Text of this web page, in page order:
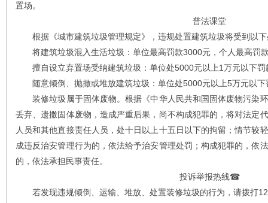
置场。
普法课堂
根据《城市建筑垃圾管理规定》，违规处置建筑垃圾将受到以下
将建筑垃圾混入生活垃圾：单位最高罚款3000元，个人最高罚
擅自设立弃置场受纳建筑垃圾：单位处5000元以上1万元以下罚
随意倾倒、抛撒或堆放建筑垃圾：单位处5000元以上5万元以下
装修垃圾属于固体废物。根据《中华人民共和国固体废物污染
丢弃、遗撒固体废物，造成严重后果，尚不构成犯罪的，将对法定
人员和其他直接责任人员，处十日以上十五日以下的拘留；情节较
成违反治安管理行为的，依法给予治安管理处罚；构成犯罪的，依
的，依法承担民事责任。
投诉举报热线☎️
若发现违规倾倒、运输、堆放、处置装修垃圾的行为，请拨打